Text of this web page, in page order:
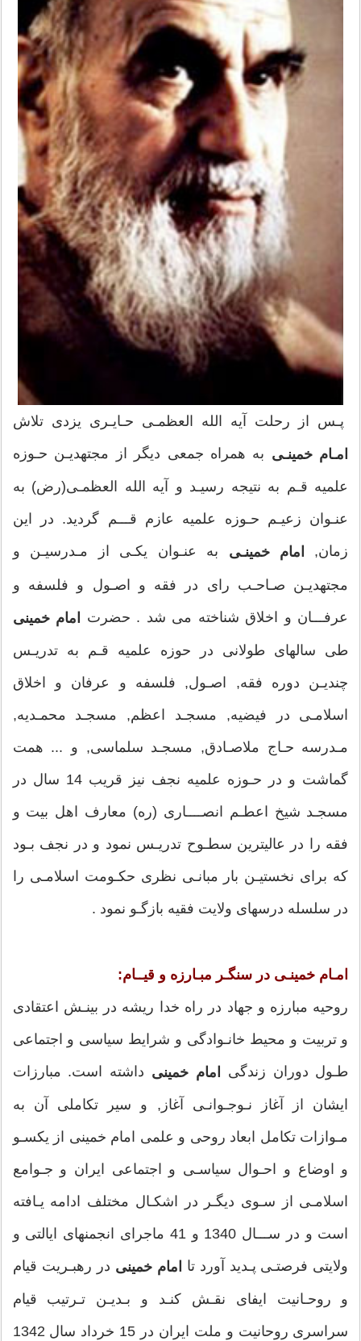
پـس از رحلت آيه الله العظمـى حـايـرى يزدى تلاش
امـام خمينـى به همراه جمعى ديگر از مجتهديـن حـوزه
علميه قـم به نتيجه رسيـد و آيه الله العظمـى(رض) به
عنـوان زعيـم حـوزه علميه عازم قـــم گرديد. در اين
زمان, امام خمينـى به عنـوان يكـى از مـدرسيـن و
مجتهديـن صـاحـب راى در فقه و اصـول و فلسفه و
عرفـــان و اخلاق شناخته مى شد . حضرت
امام خمینی
طى سالهاى طولانى در حوزه علميه قـم به تدريـس
چنديـن دوره فقه, اصـول, فلسفه و عرفان و اخلاق
اسلامـى در فيضيه, مسجـد اعظم, مسجـد محمـديه,
مـدرسه حـاج ملاصـادق, مسجـد سلماسى, و ... همت
گماشت و در حـوزه علميه نجف نيز قريب 14 سال در
مسجـد شيخ اعطـم انصــــارى (ره) معارف اهل بيت و
فقه را در عاليترين سطـوح تدريـس نمود و در نجف بـود
كه براى نخستيـن بار مبانـى نظرى حكـومت اسلامـى را
در سلسله درسهاى ولايت فقيه بازگـو نمود .
امـام خمينـى در سنگـر مبـارزه و قيــام:
روحيه مبارزه و جهاد در راه خدا ريشه در بينـش اعتقادى
و تربيت و محيط خانـوادگى و شرايط سياسى و اجتماعى
طـول دوران زندگى
امام خمینی داشته است. مبارزات
ايشان از آغاز نـوجـوانـى آغاز, و سير تكاملى آن به
مـوازات تكامل ابعاد روحى و علمى امام خمینی از يكسـو
و اوضاع و احـوال سياسـى و اجتماعى ايران و جـوامع
اسلامـى از سـوى ديگـر در اشكـال مختلف ادامه يـافته
است و در ســـال 1340 و 41 ماجراى انجمنهاى ايالتى و
ولايتى فرصتـى پـديد آورد تا
امام خمینی در رهبـريت قيام
و روحـانيت ايفاى نقـش كنـد و بـديـن تـرتيب قيام
سراسرى روحانيت و ملت ايران در 15 خرداد سال 1342